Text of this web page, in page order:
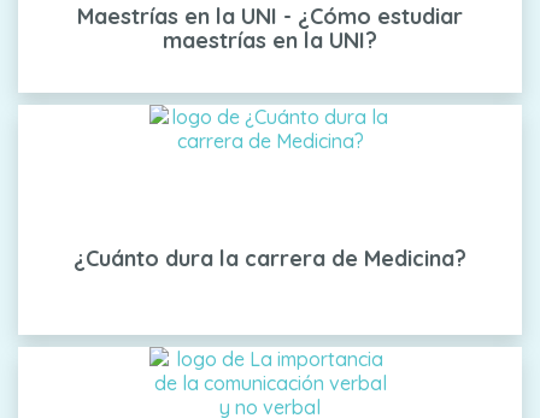
Maestrías en la UNI - ¿Cómo estudiar
maestrías en la UNI?
¿Cuánto dura la carrera de Medicina?